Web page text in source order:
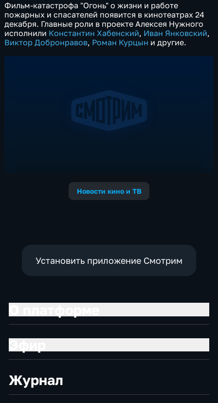
Фильм-катастрофа "Огонь" о жизни и работе
пожарных и спасателей появится в кинотеатрах 24
декабря. Главные роли в проекте Алексея Нужного
исполнили Константин Хабенский, Иван Янковский,
Виктор Добронравов, Роман Курцын и другие.
Новости кино и ТВ
Установить приложение Смотрим
Журнал